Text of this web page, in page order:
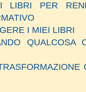
PER
I MIEI LIBRI
QUALCOSA